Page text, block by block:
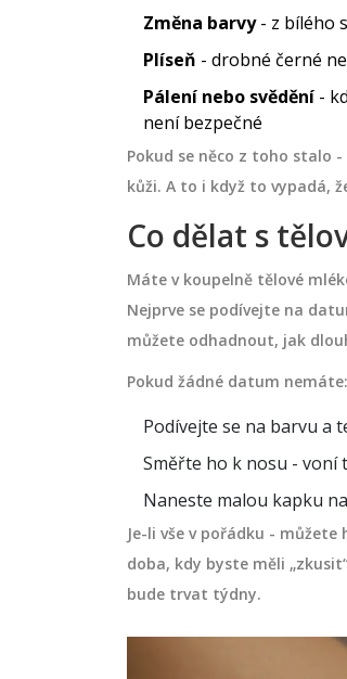
Změna barvy- z bílého
Plíseň - drobné černé
Pálení nebo svědění -
není bezpečné
Pokud se něco z toho stalo
kůži. A to i když to vypadá,
Co dělat s
Máte v koupelně tělové
Nejprve se podívejte na
můžete odhadnout, jak
Pokud žádné datum nemáte:
Podívejte se na barvu a
Směřte ho k nosu - voní
Naneste malou kapku
Je-li vše v pořádku -
doba, kdy byste měli
bude trvat týdny.